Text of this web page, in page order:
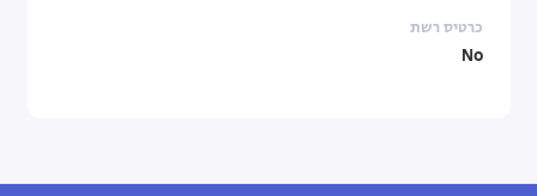
כרטיס רשת
No